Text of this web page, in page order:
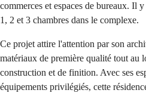
commerces et espaces de bureaux. Il
1, 2 et 3 chambres dans le complexe.
Ce projet attire l'attention par son
matériaux de première qualité tout au
construction et de finition. Avec ses
équipements privilégiés, cette